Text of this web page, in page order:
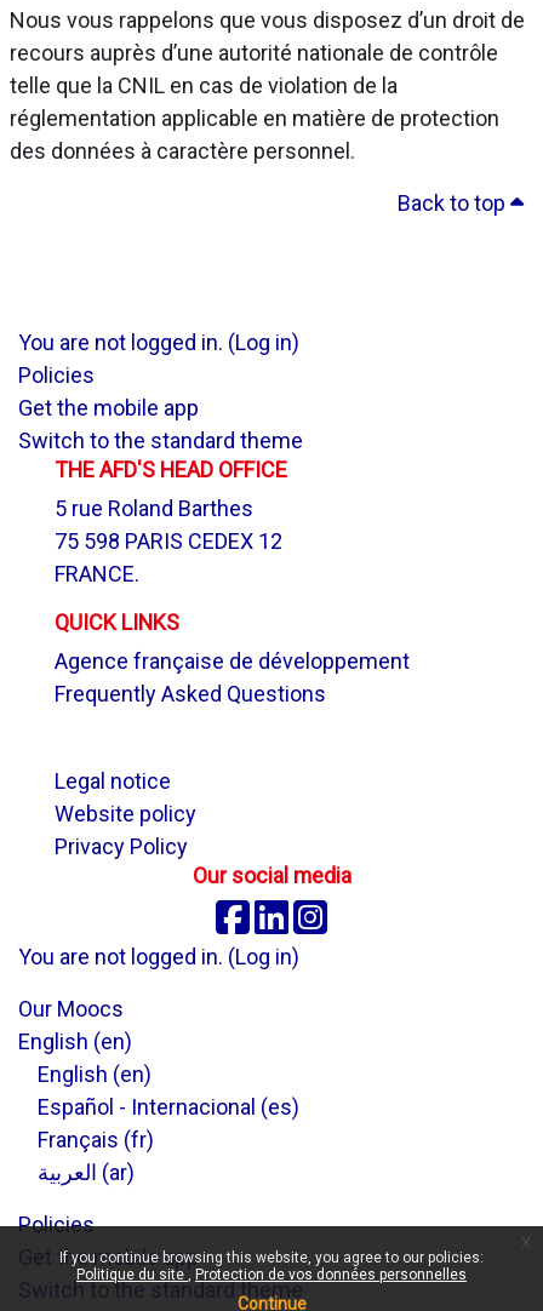
If you continue browsing this website, you agree to our policies:
Politique du site
Protection de vos données personnelles
Continue
Nous vous rappelons que vous disposez d’un droit de
recours auprès d’une autorité nationale de contrôle
telle que la CNIL en cas de violation de la
réglementation applicable en matière de protection
des données à caractère personnel.
Back to top
You are not logged in. (Log in)
Policies
Get the mobile app
Switch to the standard theme
THE AFD'S HEAD OFFICE
5 rue Roland Barthes
75 598 PARIS CEDEX 12
FRANCE.
QUICK LINKS
Agence française de développement
Frequently Asked Questions
Legal notice
Website policy
Privacy Policy
Our social media
Facebook
Linkedin
You are not logged in. (Log in)
Our Moocs
English ‎(en)‎
English ‎(en)‎
Español - Internacional ‎(es)‎
Français ‎(fr)‎
العربية ‎(ar)‎
Policies
Get the mobile app
Switch to the standard theme